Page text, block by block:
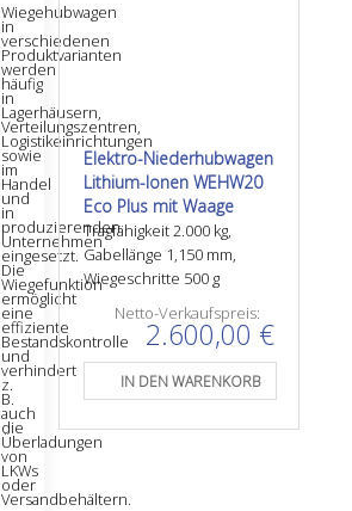
Wiegehubwagen
in
verschiedenen
Produktvarianten
werden
häufig
in
Lagerhäusern,
Verteilungszentren,
Logistikeinrichtungen
sowie
im
Handel
und
in
produzierenden
Unternehmen
eingesetzt.
Die
Wiegefunktion
ermöglicht
eine
effiziente
Bestandskontrolle
und
verhindert
z.
B.
auch
die
Überladungen
von
LKWs
oder
Versandbehältern.
Elektro-Niederhubwagen
Lithium-Ionen WEHW20
Eco Plus mit Waage
Tragfähigkeit 2.000 kg,
Gabellänge 1,150 mm,
Wiegeschritte 500 g
Netto-Verkaufspreis:
2.600,00 €